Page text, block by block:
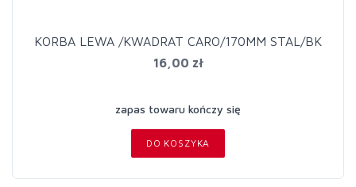
KORBA LEWA /KWADRAT CARO/170MM STAL/BK
16,00 zł
zapas towaru kończy się
DO KOSZYKA